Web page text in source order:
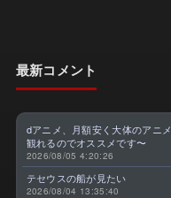
最新コメント
dアニメ、月額安く大体のアニメ
観れるのでオススメです〜
2026/08/05 4:20:26
テセウスの船が見たい
2026/08/04 13:35:40